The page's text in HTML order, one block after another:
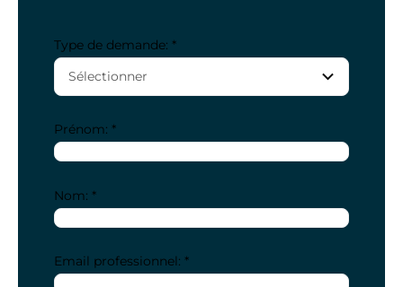
Type de demande: *
Prénom: *
Nom: *
Email professionnel: *